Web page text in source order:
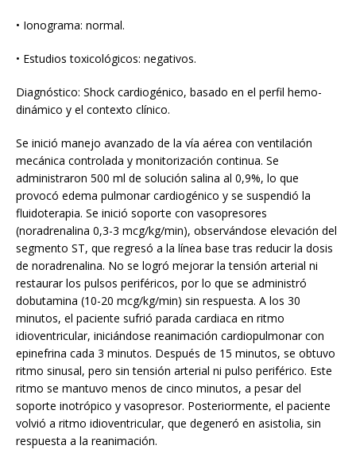
• Ionograma: normal.
• Estudios toxicológicos: negativos.
Diagnóstico: Shock cardiogénico, basado en el perfil hemo-
dinámico y el contexto clínico.
Se inició manejo avanzado de la vía aérea con ventilación
mecánica controlada y monitorización continua. Se
administraron 500 ml de solución salina al 0,9%, lo que
provocó edema pulmonar cardiogénico y se suspendió la
fluidoterapia. Se inició soporte con vasopresores
(noradrenalina 0,3-3 mcg/kg/min), observándose elevación del
segmento ST, que regresó a la línea base tras reducir la dosis
de noradrenalina. No se logró mejorar la tensión arterial ni
restaurar los pulsos periféricos, por lo que se administró
dobutamina (10-20 mcg/kg/min) sin respuesta. A los 30
minutos, el paciente sufrió parada cardiaca en ritmo
idioventricular, iniciándose reanimación cardiopulmonar con
epinefrina cada 3 minutos. Después de 15 minutos, se obtuvo
ritmo sinusal, pero sin tensión arterial ni pulso periférico. Este
ritmo se mantuvo menos de cinco minutos, a pesar del
soporte inotrópico y vasopresor. Posteriormente, el paciente
volvió a ritmo idioventricular, que degeneró en asistolia, sin
respuesta a la reanimación.